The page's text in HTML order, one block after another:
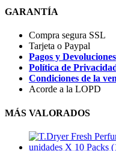
GARANTÍA
Compra segura SSL
Tarjeta o Paypal
Pagos y Devoluciones
Política de
Condiciones de la
Acorde a la LOPD
MÁS VALORADOS